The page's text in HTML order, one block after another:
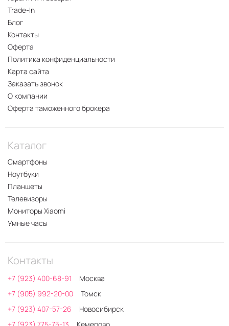
Trade-In
Блог
Контакты
Оферта
Политика конфиденциальности
Карта сайта
Заказать звонок
О компании
Оферта таможенного брокера
Каталог
Смартфоны
Ноутбуки
Планшеты
Телевизоры
Мониторы Xiaomi
Умные часы
Контакты
+7 (923) 400-68-91
Москва
+7 (905) 992-20-00
Томск
+7 (923) 407-57-26
Новосибирск